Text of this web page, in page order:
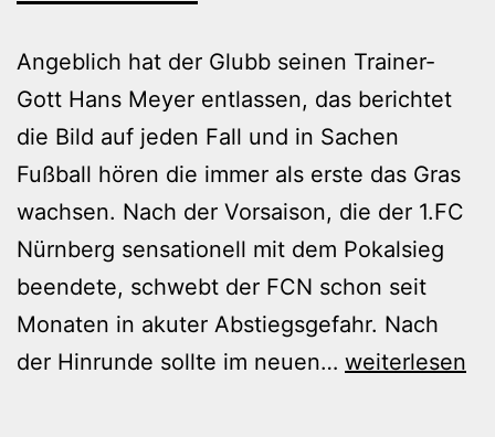
Angeblich hat der Glubb seinen Trainer-
Gott Hans Meyer entlassen, das berichtet
die Bild auf jeden Fall und in Sachen
Fußball hören die immer als erste das Gras
wachsen. Nach der Vorsaison, die der 1.FC
Nürnberg sensationell mit dem Pokalsieg
beendete, schwebt der FCN schon seit
Monaten in akuter Abstiegsgefahr. Nach
der Hinrunde sollte im neuen… Hans
weiterlesen